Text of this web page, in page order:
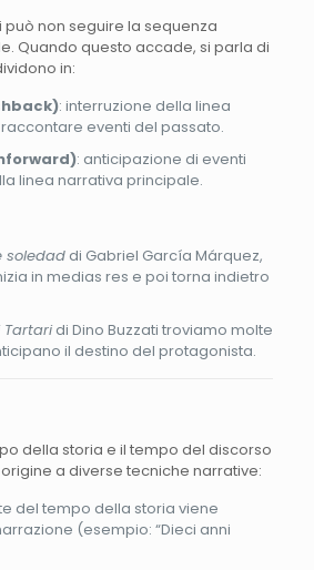
può non seguire la sequenza
Quando questo accade, si parla di
in:
: interruzione della linea
eventi del passato.
: anticipazione di eventi
linea narrativa principale.
soledaddi Gabriel García Márquez,
in medias res e poi torna indietro
Tartaridi Dino Buzzati troviamo molte
il destino del protagonista.
della storia e il tempo del discorso
a diverse tecniche narrative:
del tempo della storia viene
(esempio: “Dieci anni